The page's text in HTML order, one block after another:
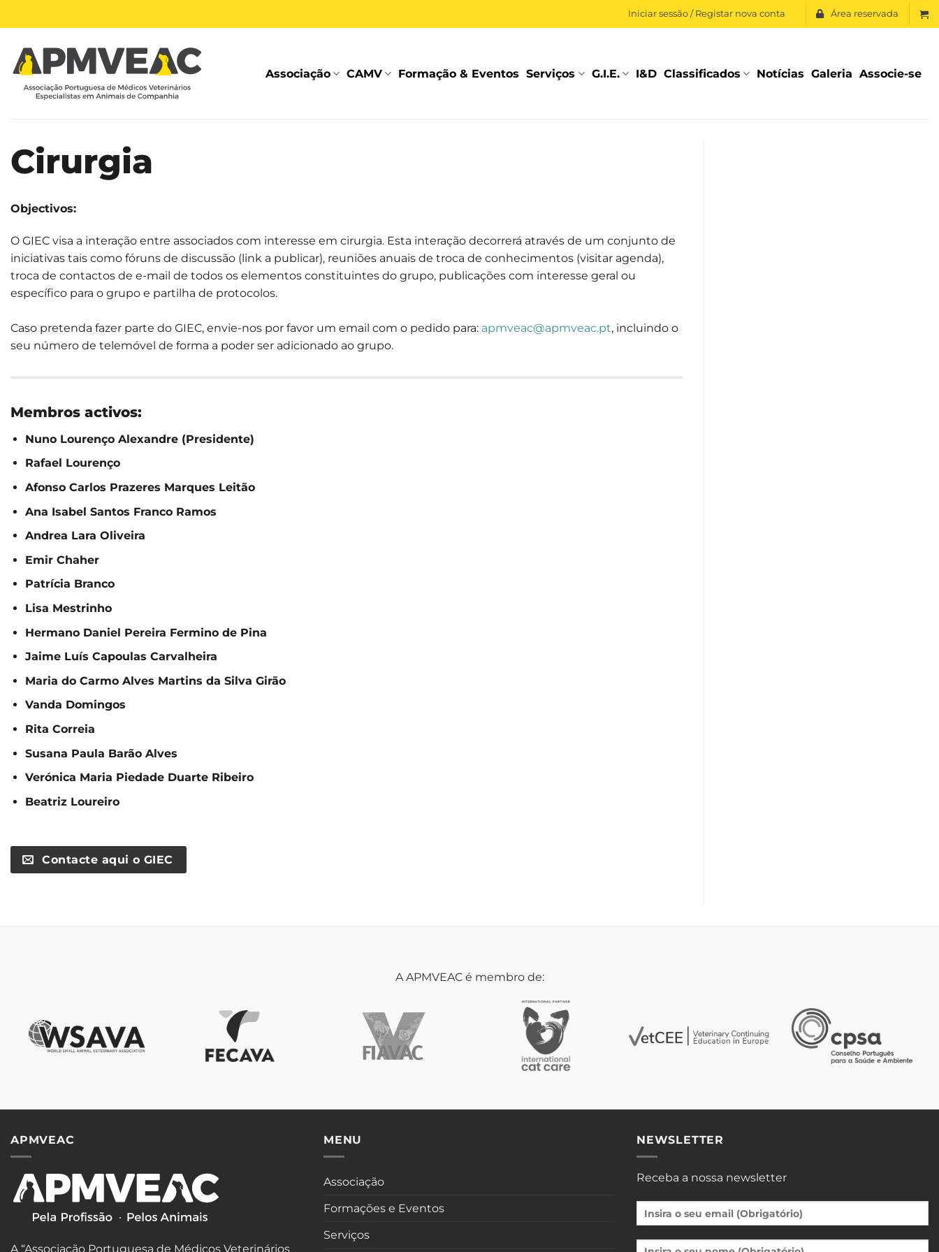
to
Iniciar sessão / Registar nova conta Área reservada
Associação CAMV Formação & Eventos Serviços G.I.E. I&D Classificados Notícias Galeria Associe-se
Cirurgia
Objectivos:
O GIEC visa a interação entre associados com interesse em cirurgia. Esta interação decorrerá através de um conjunto de
iniciativas tais como fóruns de discussão (link a publicar), reuniões anuais de troca de conhecimentos (visitar agenda),
troca de contactos de e-mail de todos os elementos constituintes do grupo, publicações com interesse geral ou
específico para o grupo e partilha de protocolos.
Caso pretenda fazer parte do GIEC, envie-nos por favor um email com o pedido para: apmveac@apmveac.pt, incluindo o
seu número de telemóvel de forma a poder ser adicionado ao grupo.
Membros activos:
Nuno Lourenço Alexandre (Presidente)
Rafael Lourenço
Afonso Carlos Prazeres Marques Leitão
Ana Isabel Santos Franco Ramos
Andrea Lara Oliveira
Emir Chaher
Patrícia Branco
Lisa Mestrinho
Hermano Daniel Pereira Fermino de Pina
Jaime Luís Capoulas Carvalheira
Maria do Carmo Alves Martins da Silva Girão
Vanda Domingos
Rita Correia
Susana Paula Barão Alves
Verónica Maria Piedade Duarte Ribeiro
Beatriz Loureiro
Contacte aqui o GIEC
A APMVEAC é membro de:
APMVEAC
A “Associação Portuguesa de Médicos Veterinários
MENU
Associação
Formações e Eventos
Serviços
NEWSLETTER
Receba a nossa newsletter